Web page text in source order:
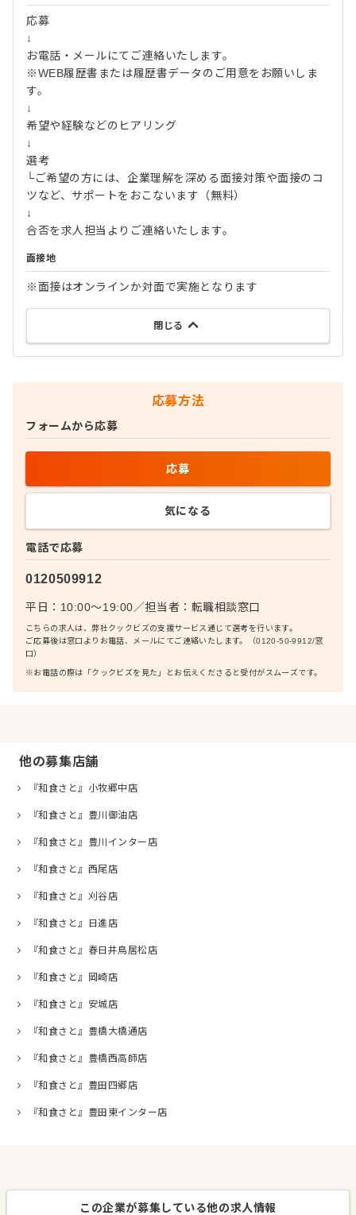
応募
↓
お電話・メールにてご連絡いたします。
※WEB履歴書または履歴書データのご用意をお願いしま
す。
↓
希望や経験などのヒアリング
↓
選考
└ご希望の方には、企業理解を深める面接対策や面接のコ
ツなど、サポートをおこないます（無料）
↓
合否を求人担当よりご連絡いたします。
面接地
※面接はオンラインか対面で実施となります
閉じる
応募方法
電話で応募
0120509912
平日：10:00〜19:00／担当者： 転職相談窓口
こちらの求人は、弊社クックビズの支援サービス通じて選考を行います。
ご応募後は窓口よりお電話、メールにてご連絡いたします。（0120-50-9912/窓
口）
※お電話の際は「クックビズを見た」とお伝えくださると受付がスムーズです。
フォームから応募
応募
気になる
他の募集店舗
『和食さと』小牧郷中店
『和食さと』豊川御油店
『和食さと』豊川インター店
『和食さと』西尾店
『和食さと』刈谷店
『和食さと』日進店
『和食さと』春日井鳥居松店
『和食さと』岡崎店
『和食さと』安城店
『和食さと』豊橋大橋通店
『和食さと』豊橋西高師店
『和食さと』豊田四郷店
『和食さと』豊田東インター店
この企業が募集している他の求人情報